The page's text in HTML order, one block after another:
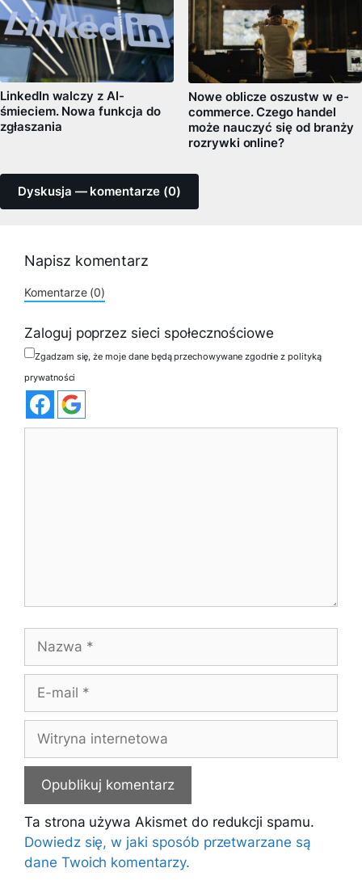
LinkedIn walczy z AI-
śmieciem. Nowa funkcja do
zgłaszania
Nowe oblicze oszustw w e-
commerce. Czego handel
może nauczyć się od branży
rozrywki online?
Dyskusja — komentarze (0)
Napisz komentarz
Komentarze (0)
Zaloguj poprzez sieci społecznościowe
Zgadzam się, że moje dane będą przechowywane zgodnie z polityką
prywatności
mail
internetowa
Ta strona używa Akismet do redukcji spamu.
Dowiedz się, w jaki sposób przetwarzane są
dane Twoich komentarzy.